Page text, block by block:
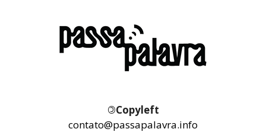
©Copyleft
contato@passapalavra.info